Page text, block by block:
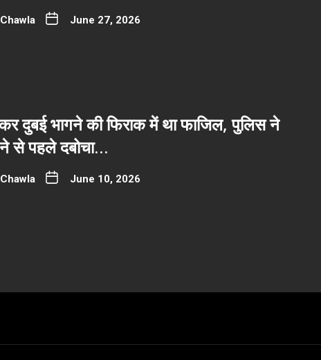
June 27, 2026
दुबई भागने की फिराक में था फाजिल, पुलिस ने
से पहले दबोचा…
June 10, 2026